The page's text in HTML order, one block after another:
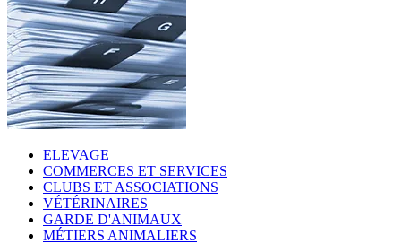
ELEVAGE
COMMERCES ET SERVICES
CLUBS ET ASSOCIATIONS
VÉTÉRINAIRES
GARDE D'ANIMAUX
MÉTIERS ANIMALIERS